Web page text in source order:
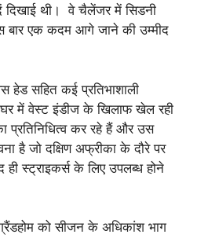
दिखाई थी। वे चैलेंजर में सिडनी
बार एक कदम आगे जाने की उम्मीद
हेड सहित कई प्रतिभाशाली
में वेस्ट इंडीज के खिलाफ खेल रही
प्रतिनिधित्व कर रहे हैं और उस
है जो दक्षिण अफ्रीका के दौरे पर
स्ट्राइकर्स के लिए उपलब्ध होने
को सीजन के अधिकांश भाग